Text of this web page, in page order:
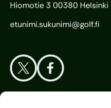
Hiomotie 3 00380 Helsinki
etunimi.sukunimi@golf.fi